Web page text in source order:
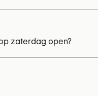
bezoeken voor
zaterdag open?